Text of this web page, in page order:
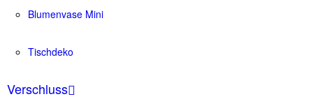
Blumenvase Mini
Tischdeko
Verschluss